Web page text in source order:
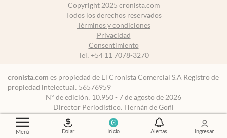
Menú Dolar Inicio Alertas Ingresar
Copyright 2025 cronista.com
Todos los derechos reservados
Términos y condiciones
Privacidad
Consentimiento
Tel: +54 11 7078-3270
cronista.com es propiedad de El Cronista Comercial S.A Registro de
propiedad intelectual: 56576959
N° de edición: 10.950 - 7 de agosto de 2026
Director Periodístico: Hernán de Goñi